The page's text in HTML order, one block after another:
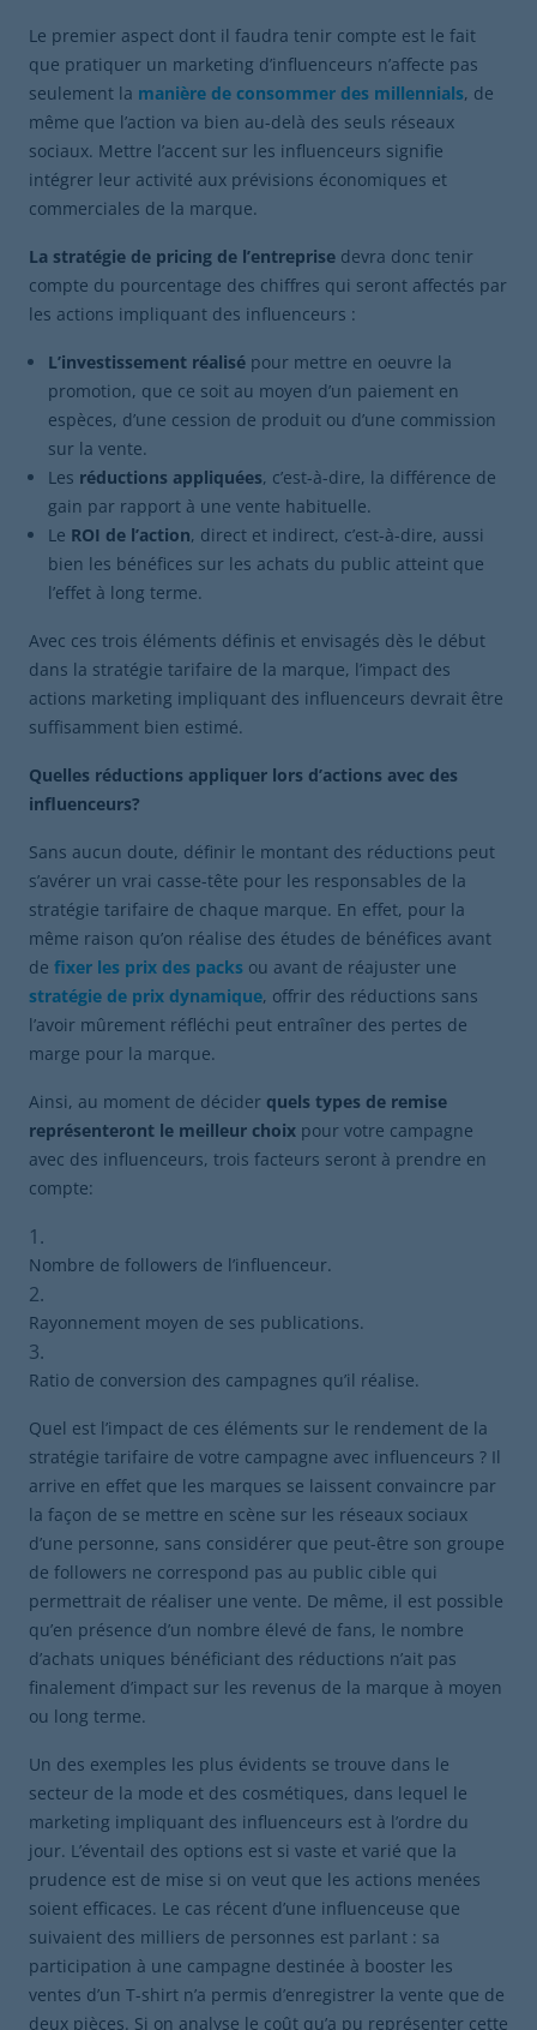
Le premier aspect dont il faudra tenir compte est le fait
que pratiquer un marketing d’influenceurs n’affecte pas
seulement la manière de consommer des millennials, de
même que l’action va bien au-delà des seuls réseaux
sociaux. Mettre l’accent sur les influenceurs signifie
intégrer leur activité aux prévisions économiques et
commerciales de la marque.
La stratégie de pricing de l’entreprise devra donc tenir
compte du pourcentage des chiffres qui seront affectés par
les actions impliquant des influenceurs :
L’investissement réalisé pour mettre en oeuvre la
promotion, que ce soit au moyen d’un paiement en
espèces, d’une cession de produit ou d’une commission
sur la vente.
Les réductions appliquées, c’est-à-dire, la différence de
gain par rapport à une vente habituelle.
Le ROI de l’action, direct et indirect, c’est-à-dire, aussi
bien les bénéfices sur les achats du public atteint que
l’effet à long terme.
Avec ces trois éléments définis et envisagés dès le début
dans la stratégie tarifaire de la marque, l’impact des
actions marketing impliquant des influenceurs devrait être
suffisamment bien estimé.
Quelles réductions appliquer lors d’actions avec des
influenceurs?
Sans aucun doute, définir le montant des réductions peut
s’avérer un vrai casse-tête pour les responsables de la
stratégie tarifaire de chaque marque. En effet, pour la
même raison qu’on réalise des études de bénéfices avant
de fixer les prix des packs ou avant de réajuster une
stratégie de prix dynamique, offrir des réductions sans
l’avoir mûrement réfléchi peut entraîner des pertes de
marge pour la marque.
Ainsi, au moment de décider quels types de remise
représenteront le meilleur choix pour votre campagne
avec des influenceurs, trois facteurs seront à prendre en
compte:
Nombre de followers de l’influenceur.
Rayonnement moyen de ses publications.
Ratio de conversion des campagnes qu’il réalise.
Quel est l’impact de ces éléments sur le rendement de la
stratégie tarifaire de votre campagne avec influenceurs ? Il
arrive en effet que les marques se laissent convaincre par
la façon de se mettre en scène sur les réseaux sociaux
d’une personne, sans considérer que peut-être son groupe
de followers ne correspond pas au public cible qui
permettrait de réaliser une vente. De même, il est possible
qu’en présence d’un nombre élevé de fans, le nombre
d’achats uniques bénéficiant des réductions n’ait pas
finalement d’impact sur les revenus de la marque à moyen
ou long terme.
Un des exemples les plus évidents se trouve dans le
secteur de la mode et des cosmétiques, dans lequel le
marketing impliquant des influenceurs est à l’ordre du
jour. L’éventail des options est si vaste et varié que la
prudence est de mise si on veut que les actions menées
soient efficaces. Le cas récent d’une influenceuse que
suivaient des milliers de personnes est parlant : sa
participation à une campagne destinée à booster les
ventes d’un T-shirt n’a permis d’enregistrer la vente que de
deux pièces. Si on analyse le coût qu’a pu représenter cette